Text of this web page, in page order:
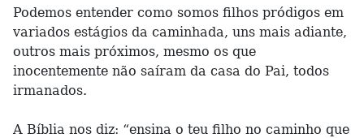
Podemos entender como somos filhos pródigos em
variados estágios da caminhada, uns mais adiante,
outros mais próximos, mesmo os que
inocentemente não saíram da casa do Pai, todos
irmanados.
A Bíblia nos diz: “ensina o teu filho no caminho que